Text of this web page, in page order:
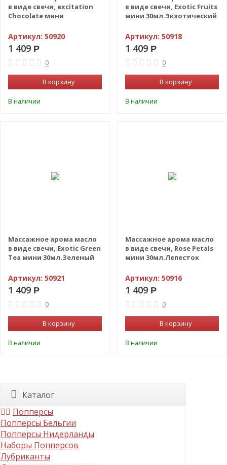
в виде свечи, excitation
Chocolate мини
Артикул: 50920
1 409 Р
0
В корзину
В наличии
в виде свечи, Exotic Fruits
мини 30мл.Экзотический
Артикул: 50918
1 409 Р
0
В корзину
В наличии
Массажное арома масло
в виде свечи, Exotic Green
Tea мини 30мл.Зеленый
Артикул: 50921
1 409 Р
0
В корзину
В наличии
Массажное арома масло
в виде свечи, Rose Petals
мини 30мл.Лепесток
Артикул: 50916
1 409 Р
0
В корзину
В наличии
Каталог
Попперсы
Попперсы Бельгии
Попперсы Нидерланды
Наборы Попперсов
Лубриканты